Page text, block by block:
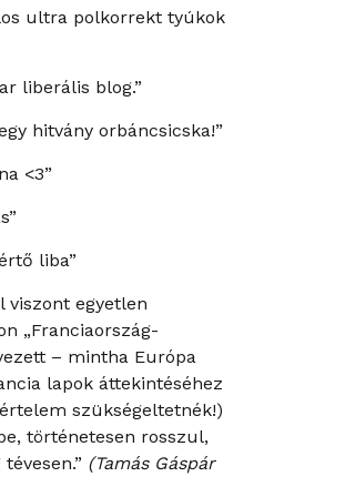
ultra polkorrekt tyúkok
liberális blog.”
hitvány orbáncsicska!”
<3”
liba”
viszont egyetlen
„Franciaország-
– mintha Európa
lapok áttekintéséhez
szükségeltetnék!)
történetesen rosszul,
(Tamás Gáspár